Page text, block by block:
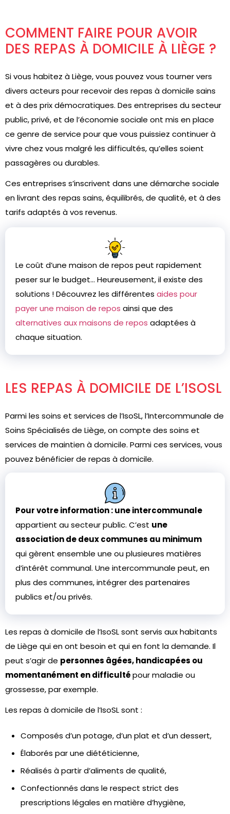
COMMENT FAIRE POUR AVOIR
DES REPAS À DOMICILE À LIÈGE ?
Si vous habitez à Liège, vous pouvez vous tourner vers
divers acteurs pour recevoir des repas à domicile sains
et à des prix démocratiques. Des entreprises du secteur
public, privé, et de l’économie sociale ont mis en place
ce genre de service pour que vous puissiez continuer à
vivre chez vous malgré les difficultés, qu’elles soient
passagères ou durables.
Ces entreprises s’inscrivent dans une démarche sociale
en livrant des repas sains, équilibrés, de qualité, et à des
tarifs adaptés à vos revenus.
Le coût d’une maison de repos peut rapidement
peser sur le budget… Heureusement, il existe des
solutions ! Découvrez les différentes aides pour
payer une maison de repos ainsi que des
alternatives aux maisons de repos adaptées à
chaque situation.
LES REPAS À DOMICILE DE L’ISOSL
Parmi les soins et services de l’IsoSL, l’Intercommunale de
Soins Spécialisés de Liège, on compte des soins et
services de maintien à domicile. Parmi ces services, vous
pouvez bénéficier de repas à domicile.
Pour votre information : une intercommunale
appartient au secteur public. C’est une
association de deux communes au minimum
qui gèrent ensemble une ou plusieures matières
d’intérêt communal. Une intercommunale peut, en
plus des communes, intégrer des partenaires
publics et/ou privés.
Les repas à domicile de l’IsoSL sont servis aux habitants
de Liège qui en ont besoin et qui en font la demande. Il
peut s’agir de personnes âgées, handicapées ou
momentanément en difficultépour maladie ou
grossesse, par exemple.
Les repas à domicile de l’IsoSL sont :
Composés d’un potage, d’un plat et d’un dessert,
Élaborés par une diététicienne,
Réalisés à partir d’aliments de qualité,
Confectionnés dans le respect strict des
prescriptions légales en matière d’hygiène,